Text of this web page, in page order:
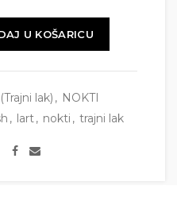
U KOŠARICU
lak) , NOKTI
, lart, nokti , trajni lak